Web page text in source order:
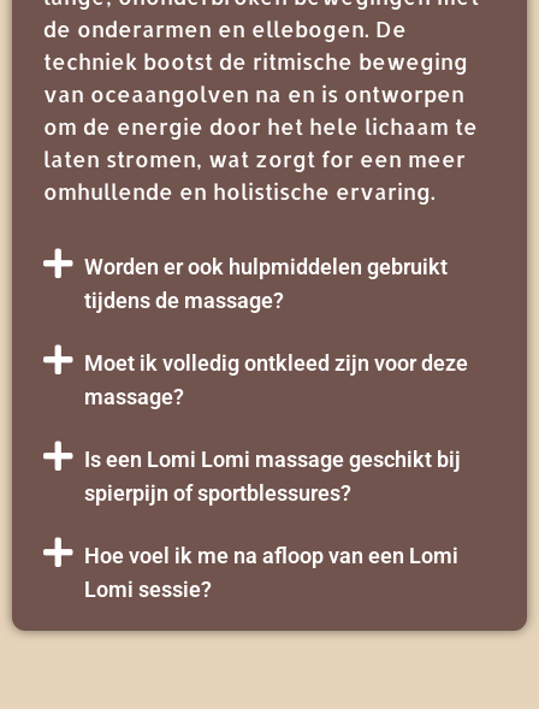
de onderarmen en ellebogen. De
techniek bootst de ritmische beweging
van oceaangolven na en is ontworpen
om de energie door het hele lichaam te
laten stromen, wat zorgt for een meer
omhullende en holistische ervaring.
Worden er ook hulpmiddelen gebruikt
tijdens de massage?
Moet ik volledig ontkleed zijn voor deze
massage?
Is een Lomi Lomi massage geschikt bij
spierpijn of sportblessures?
Hoe voel ik me na afloop van een Lomi
Lomi sessie?